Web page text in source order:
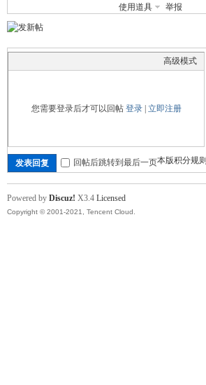
使用道具
举报
高级模式
您需要登录后才可以回帖 登录| 立即注册
本版积分规则
发表回复 回帖后跳转到最后一页
Powered by Discuz! X3.4 Licensed
Copyright © 2001-2021, Tencent Cloud.